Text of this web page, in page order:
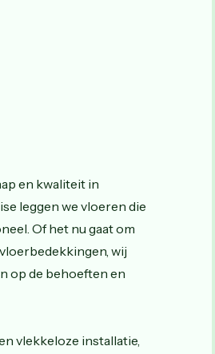
en kwaliteit in
leggen we vloeren die
Of het nu gaat om
wij
op de behoeften en
vlekkeloze installatie,